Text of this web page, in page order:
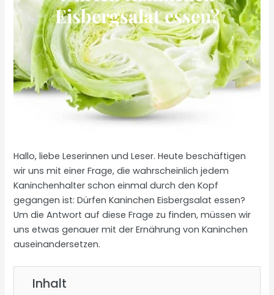
Eisbergsalat essen?
Hallo, liebe Leserinnen und Leser. Heute beschäftigen
wir uns mit einer Frage, die wahrscheinlich jedem
Kaninchenhalter schon einmal durch den Kopf
gegangen ist: Dürfen Kaninchen Eisbergsalat essen?
Um die Antwort auf diese Frage zu finden, müssen wir
uns etwas genauer mit der Ernährung von Kaninchen
auseinandersetzen.
Inhalt